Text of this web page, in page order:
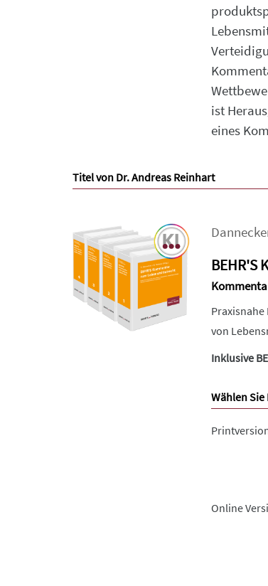
ist
eines
Titel von Dr. Andreas Reinhart
BEHR'S
von
Inklusive
Wählen Sie
Online